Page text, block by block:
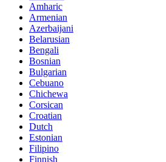
Amharic
Armenian
Azerbaijani
Belarusian
Bengali
Bosnian
Bulgarian
Cebuano
Chichewa
Corsican
Croatian
Dutch
Estonian
Filipino
Finnish